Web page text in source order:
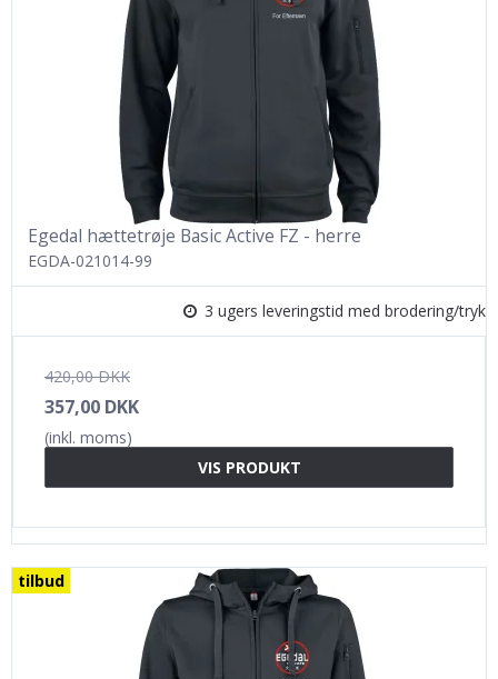
Egedal hættetrøje Basic Active FZ - herre
EGDA-021014-99
3 ugers leveringstid med brodering/tryk
420,00 DKK
357,00 DKK
(inkl. moms)
VIS PRODUKT
tilbud